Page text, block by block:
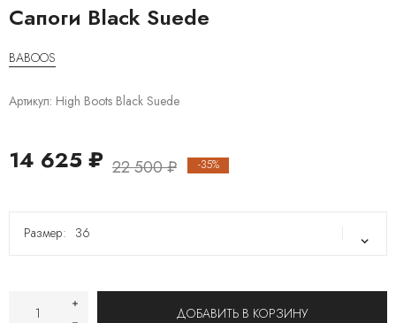
Сапоги Black Suede
BABOOS
Артикул: High Boots Black Suede
14 625 ₽ 22 500 ₽ -35%
Размер: 36
ДОБАВИТЬ В КОРЗИНУ